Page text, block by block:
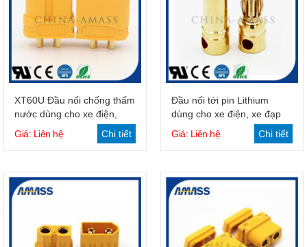
Giỏ hàng
XT60U Đầu nối chống thấm
nước dùng cho xe điện,
Giá: Liên hệ Chi tiết
Giỏ hàng
Đầu nối tới pin Lithium
dùng cho xe điện, xe đạp
Giá: Liên hệ Chi tiết